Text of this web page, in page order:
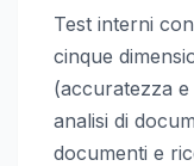
Test interni
cinque
(accuratezza
analisi di
documenti e